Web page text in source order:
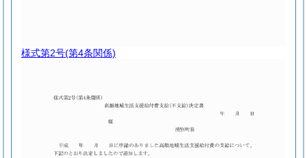
様式第2号(第4条関係)